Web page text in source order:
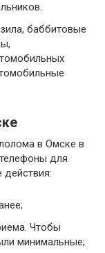
баббитовые
в Омске в
для
Чтобы
минимальные;